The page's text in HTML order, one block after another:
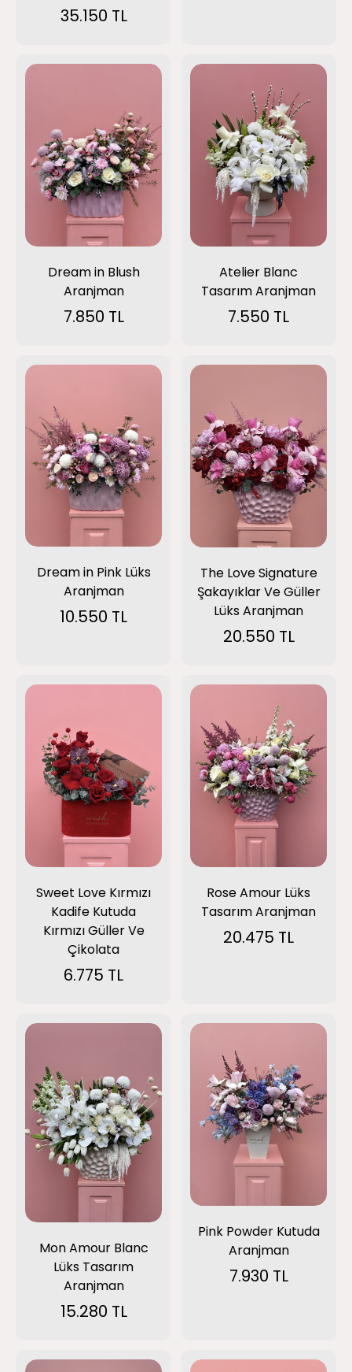
35.150 TL
Dream in Blush
Aranjman
7.850 TL
Atelier Blanc
Tasarım Aranjman
7.550 TL
Dream in Pink Lüks
Aranjman
10.550 TL
The Love Signature
Şakayıklar Ve Güller
Lüks Aranjman
20.550 TL
Sweet Love Kırmızı
Kadife Kutuda
Kırmızı Güller Ve
Çikolata
6.775 TL
Rose Amour Lüks
Tasarım Aranjman
20.475 TL
Mon Amour Blanc
Lüks Tasarım
Aranjman
15.280 TL
Pink Powder Kutuda
Aranjman
7.930 TL